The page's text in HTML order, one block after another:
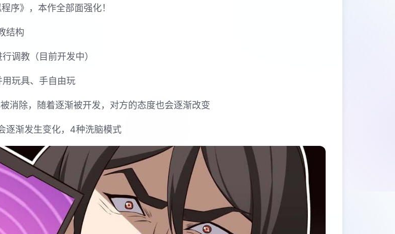
序》，本作全部面强化！
结构
调教（目前开发中）
玩具、手自由玩
消除，随着逐渐被开发，对方的态度也会逐渐改变
逐渐发生变化，4种洗脑模式